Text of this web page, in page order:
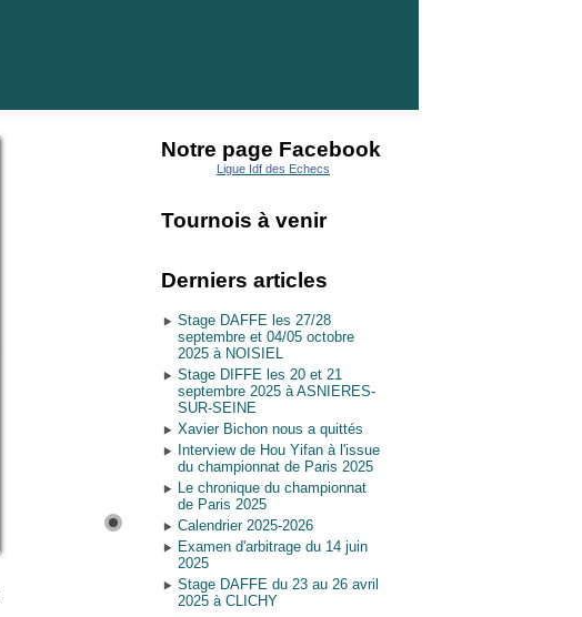
Notre page Facebook
Ligue Idf des Echecs
Tournois à venir
Derniers articles
Stage DAFFE les 27/28
septembre et 04/05 octobre
2025 à NOISIEL
Stage DIFFE les 20 et 21
septembre 2025 à ASNIERES-
SUR-SEINE
Xavier Bichon nous a quittés
Interview de Hou Yifan à l'issue
du championnat de Paris 2025
Le chronique du championnat
de Paris 2025
Calendrier 2025-2026
Examen d'arbitrage du 14 juin
2025
Stage DAFFE du 23 au 26 avril
2025 à CLICHY